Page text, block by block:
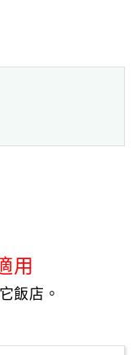
用
飯店。